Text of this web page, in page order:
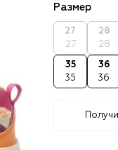
Размер
27
27
28
28
35
35
36
36